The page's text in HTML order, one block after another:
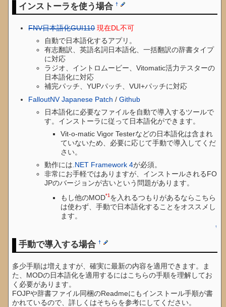
インストーラを使う場合†
FNV日本語化GUI110 現在DL不可
自動で日本語化するアプリ。
有志翻訳、英語名詞日本語化、一括翻訳の辞書タイプ
に対応
ラジオ、イントロムービー、Vitomatic活力テスターの
日本語化に対応
補完パッチ、YUPパッチ、VUI+パッチに対応
FalloutNV Japanese Patch /Github
日本語化に必要なファイルを自動で導入するツールで
す。インストーラに従って日本語化ができます。
Vit-o-matic Vigor Testerなどの日本語化は含まれ
ていないため、必要に応じて手動で導入してくだ
さい。
動作には .NET Framework 4が必須。
非常にお手軽ではありますが、インストールされるFO
JPのバージョンが古いという問題があります。
もし他のMOD*1を入れるつもりがあるならこちら
は使わず、手動で日本語化することをオススメし
ます。
↑
手動で導入する場合†
多少手順は増えますが、確実に最新の内容を適用できます。ま
た、MODの日本語化を適用するにはこちらの手順を理解してお
く必要があります。
FOJPや辞書ファイル同梱のReadmeにもインストール手順が書
かれているので、詳しくはそちらを参考にしてください。